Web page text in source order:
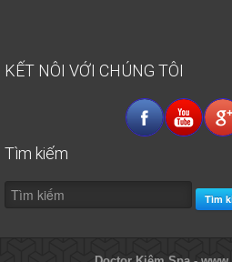
KẾT NÔI VỚI CHÚNG TÔI
Tìm kiếm
Tìm